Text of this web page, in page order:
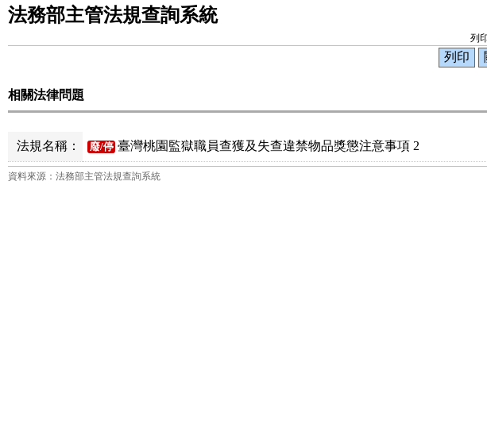
法務部主管法規查詢系統
列
相關法律問題
法規名稱： 廢/停 臺灣桃園監獄職員查獲及失查違禁物品獎懲注意事項 2
資料來源：法務部主管法規查詢系統